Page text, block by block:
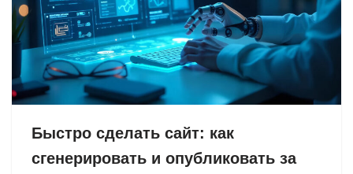
Быстро сделать сайт: как
сгенерировать и опубликовать за